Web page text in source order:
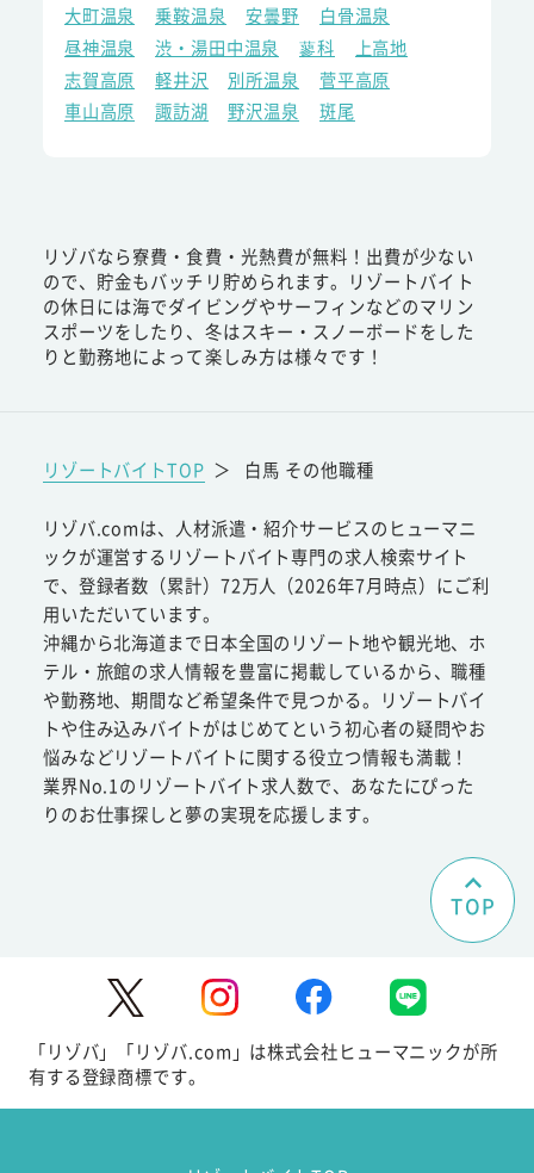
大町温泉
乗鞍温泉 安曇野
白骨温泉
昼神温泉
渋・湯田中温泉 蓼科
上高地
志賀高原
軽井沢 別所温泉
菅平高原
車山高原
諏訪湖 野沢温泉 斑尾
リゾバなら寮費・食費・光熱費が無料！出費が少ない
ので、貯金もバッチリ貯められます。リゾートバイト
の休日には海でダイビングやサーフィンなどのマリン
スポーツをしたり、冬はスキー・スノーボードをした
りと勤務地によって楽しみ方は様々です！
リゾートバイトTOP ＞ 白馬 その他職種
リゾバ.comは、人材派遣・紹介サービスのヒューマニ
ックが運営するリゾートバイト専門の求人検索サイト
で、登録者数（累計）72万人（2026年7月時点）にご利
用いただいています。
沖縄から北海道まで日本全国のリゾート地や観光地、ホ
テル・旅館の求人情報を豊富に掲載しているから、職種
や勤務地、期間など希望条件で見つかる。リゾートバイ
トや住み込みバイトがはじめてという初心者の疑問やお
悩みなどリゾートバイトに関する役立つ情報も満載！
業界No.1のリゾートバイト求人数で、あなたにぴった
りのお仕事探しと夢の実現を応援します。
TOP
「リゾバ」「リゾバ.com」は株式会社ヒューマニックが所
有する登録商標です。